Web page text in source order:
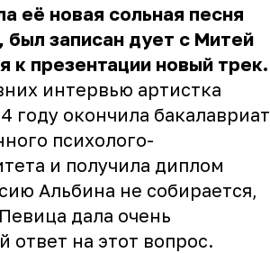
её новая сольная песня
был записан дует с Митей
презентации новый трек.
интервью артистка
году окончила бакалавриат
психолого-
и получила диплом
Альбина не собирается,
дала очень
ответ на этот вопрос.